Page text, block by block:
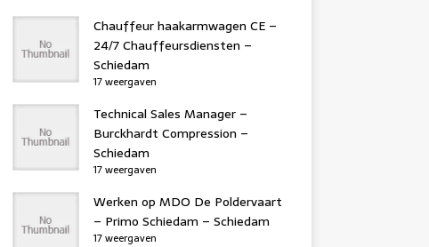
Chauffeur haakarmwagen CE –
24/7 Chauffeursdiensten –
Schiedam
17 weergaven
Technical Sales Manager –
Burckhardt Compression –
Schiedam
17 weergaven
Werken op MDO De Poldervaart
– Primo Schiedam – Schiedam
17 weergaven